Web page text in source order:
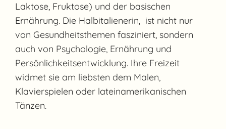
Laktose, Fruktose) und der basischen
Ernährung. Die Halbitalienerin, ist nicht nur
von Gesundheitsthemen fasziniert, sondern
auch von Psychologie, Ernährung und
Persönlichkeitsentwicklung. Ihre Freizeit
widmet sie am liebsten dem Malen,
Klavierspielen oder lateinamerikanischen
Tänzen.